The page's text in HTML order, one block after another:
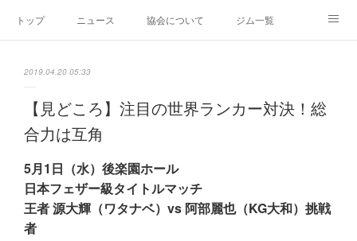
トップ ニュース 協会について ジム一覧
2019.04.20 05:33
【見どころ】注目の世界ランカー対決！総
合力は互角
5月1日（水）後楽園ホール
日本フェザー級タイトルマッチ
王者 源大輝（ワタナベ）vs 阿部麗也（KG大和）挑戦
者